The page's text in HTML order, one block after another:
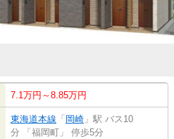
7.1万円～8.85万円
東海道本線 「 岡崎 」駅 バス10
分 「福岡町」 停歩5分